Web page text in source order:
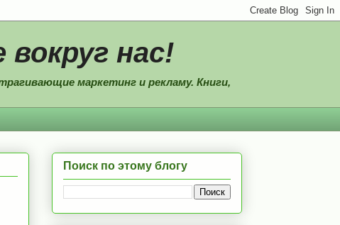
нас!
маркетинг и рекламу. Книги,
Поиск по этому блогу